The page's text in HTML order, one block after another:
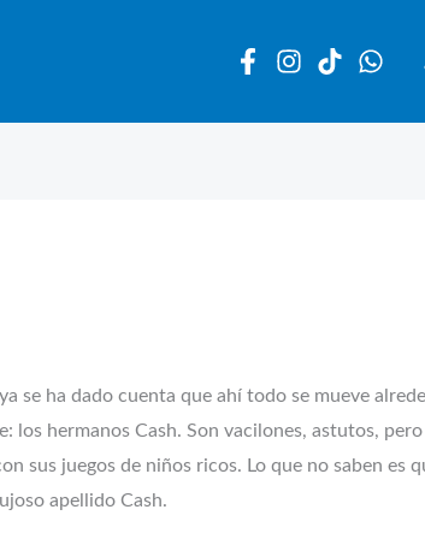
se ha dado cuenta que ahí todo se mueve
hermanos Cash. Son vacilones, astutos,
sus juegos de niños ricos. Lo que no saben es
apellido Cash.